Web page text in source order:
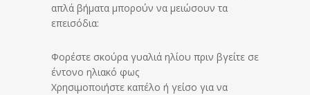
απλά βήματα μπορούν να μειώσουν τα
επεισόδια:
Φορέστε σκούρα γυαλιά ηλίου πριν βγείτε σε
έντονο ηλιακό φως
Χρησιμοποιήστε καπέλο ή γείσο για να